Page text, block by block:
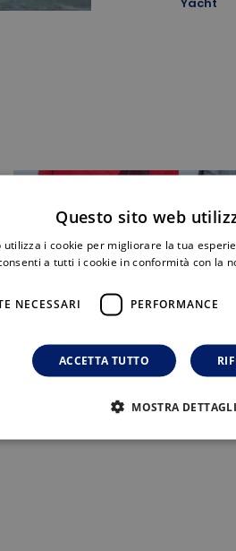
Yacht
Cellissima
Questo sito web
utilizza i cookie per migliorare la tua
a tutti i cookie in conformità con la
NECESSARI PERFORMANCE
ACCETTA TUTTO
MOSTRA DETTAGLI